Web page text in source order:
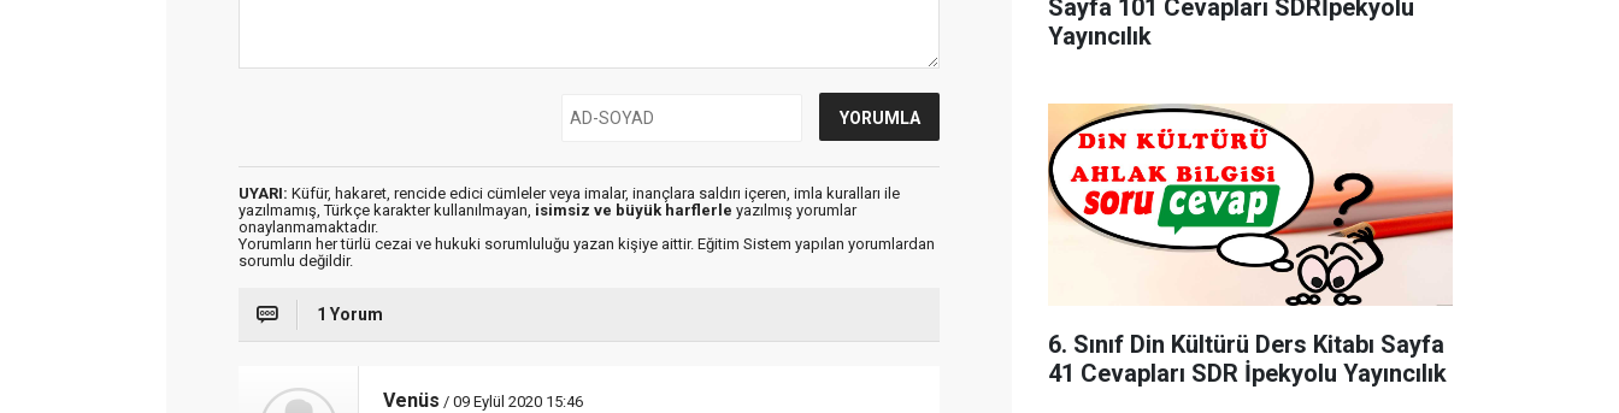
UYARI: Küfür, hakaret, rencide edici cümleler veya imalar, inançlara saldırı içeren, imla kuralları ile
yazılmamış, Türkçe karakter kullanılmayan, isimsiz ve büyük harflerle yazılmış yorumlar
onaylanmamaktadır.
Yorumların her türlü cezai ve hukuki sorumluluğu yazan kişiye aittir. Eğitim Sistem yapılan yorumlardan
sorumlu değildir.
1 Yorum
Venüs / 09 Eylül 2020 15:46
Sayfa 101 Cevapları SDRİpekyolu
Yayıncılık
6. Sınıf Din Kültürü Ders Kitabı Sayfa
41 Cevapları SDR İpekyolu Yayıncılık